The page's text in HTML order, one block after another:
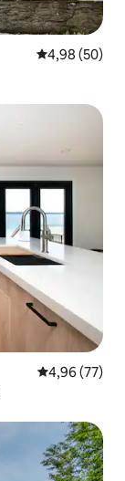
4,98 (50)
4,96 (77)